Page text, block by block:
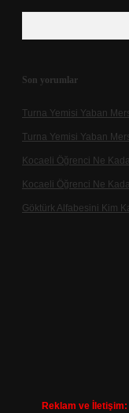
Son yorumlar
Turna Yemisi Yaban
Turna Yemisi Yaban
Kocaeli Öğrenci Ne
Kocaeli Öğrenci Ne
Göktürk Alfabesini Kim
Reklam ve İletişim: